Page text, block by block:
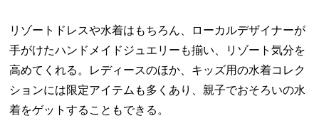
リゾートドレスや水着はもちろん、ローカルデザイナーが
手がけたハンドメイドジュエリーも揃い、リゾート気分を
高めてくれる。レディースのほか、キッズ用の水着コレク
ションには限定アイテムも多くあり、親子でおそろいの水
着をゲットすることもできる。